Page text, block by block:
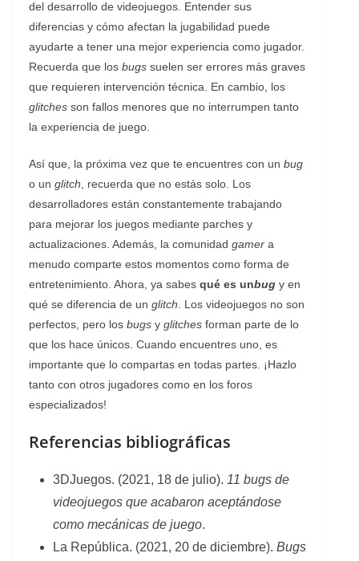
del desarrollo de videojuegos. Entender sus
diferencias y cómo afectan la jugabilidad puede
ayudarte a tener una mejor experiencia como jugador.
Recuerda que los bugs suelen ser errores más graves
que requieren intervención técnica. En cambio, los
glitches son fallos menores que no interrumpen tanto
la experiencia de juego.
Así que, la próxima vez que te encuentres con un bug
o un glitch , recuerda que no estás solo. Los
desarrolladores están constantemente trabajando
para mejorar los juegos mediante parches y
actualizaciones. Además, la comunidad gamer a
menudo comparte estos momentos como forma de
entretenimiento. Ahora, ya sabes qué es unbug y en
qué se diferencia de un glitch . Los videojuegos no son
perfectos, pero los bugs y glitches forman parte de lo
que los hace únicos. Cuando encuentres uno, es
importante que lo compartas en todas partes. ¡Hazlo
tanto con otros jugadores como en los foros
especializados!
Referencias bibliográficas
3DJuegos. (2021, 18 de julio). 11 bugs de
videojuegos que acabaron aceptándose
como mecánicas de juego.
La República. (2021, 20 de diciembre). Bugs